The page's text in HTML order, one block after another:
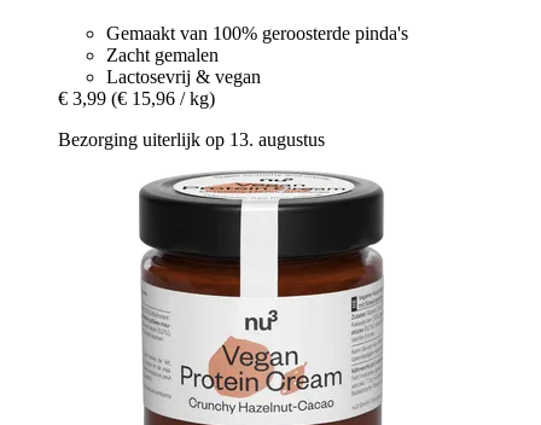
Gemaakt van 100% geroosterde pinda's
Zacht gemalen
Lactosevrij & vegan
€ 3,99 (€ 15,96 / kg)
Bezorging uiterlijk op 13. augustus